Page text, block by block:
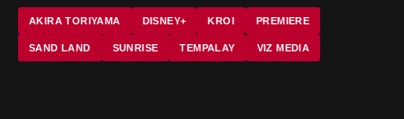
AKIRA TORIYAMA DISNEY+ KROI PREMIERE
SAND LAND SUNRISE TEMPALAY VIZ MEDIA